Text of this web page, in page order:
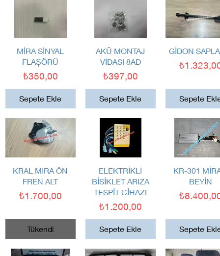
Hızlı Bakış
MİRA SİNYAL
FLAŞÖRÜ
Fiyat
₺350,00
Sepete Ekle
Hızlı Bakış
AKÜ MONTAJ
VİDASI 8AD
Fiyat
₺397,00
Sepete Ekle
Hızlı Bakış
GİDON
Fiyat
Sepete
Hızlı Bakış
KRAL MİRA ÖN
FREN ALT
Fiyat
₺1.700,00
Tükendi
Hızlı Bakış
ELEKTRİKLİ
BİSİKLET ARIZA
TESPİT CİHAZI
Fiyat
₺1.200,00
Sepete Ekle
Hızlı Bakış
KR-301
BEYİN
Fiyat
Sepete